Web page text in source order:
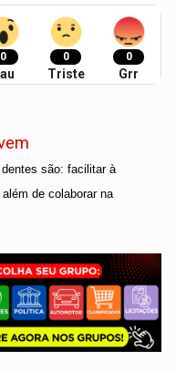
0 0
Triste
0
Grr
são: facilitar à
de colaborar na